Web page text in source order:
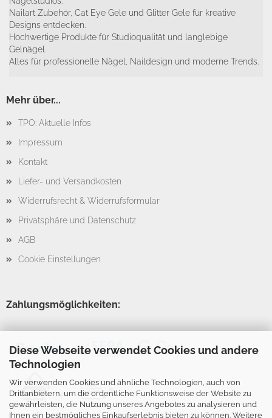
Diese Webseite verwendet Cookies und andere
Technologien
Wir verwenden Cookies und ähnliche Technologien, auch von
Drittanbietern, um die ordentliche Funktionsweise der Website zu
gewährleisten, die Nutzung unseres Angebotes zu analysieren und
Ihnen ein bestmögliches Einkaufserlebnis bieten zu können. Weitere
Nailart Zubehör, Cat Eye Gele und Glitter Gele für kreative
Designs entdecken.
Hochwertige Produkte für Studioqualität und langlebige
Gelnägel.
Alles für professionelle Nägel, Naildesign und moderne Trends.
Mehr über...
TPO: Aktuelle Infos
Impressum
Kontakt
Liefer- und Versandkosten
Widerrufsrecht & Widerrufsformular
Privatsphäre und Datenschutz
AGB
Cookie Einstellungen
Zahlungsmöglichkeiten: